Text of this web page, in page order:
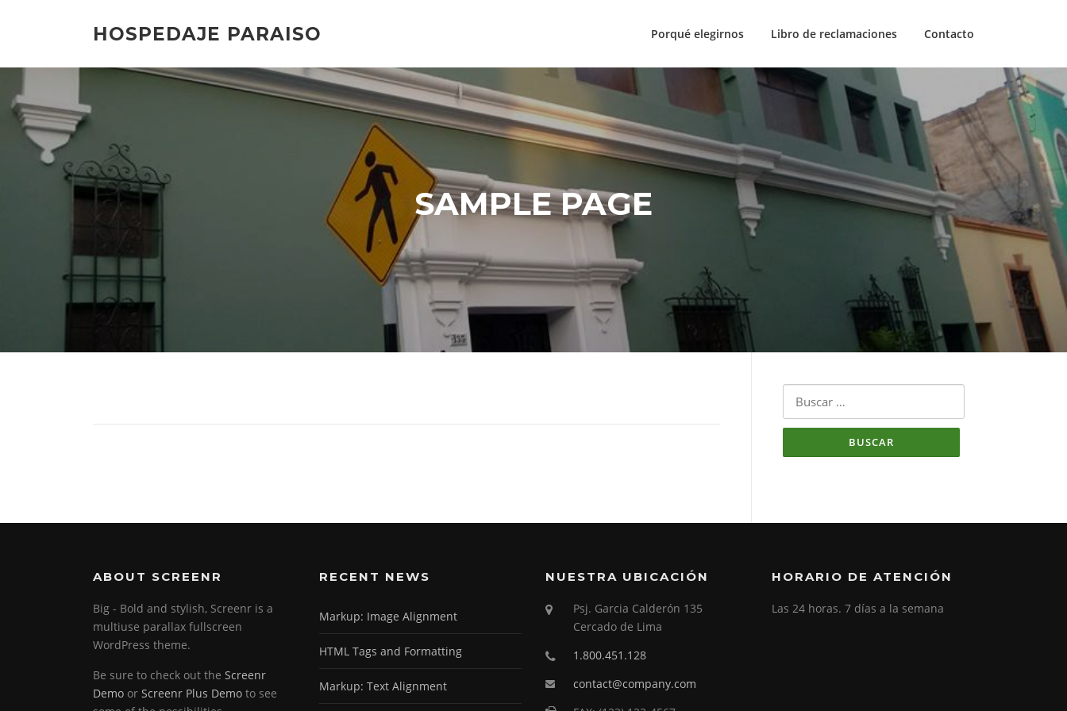
HOSPEDAJE PARAISO Porqué elegirnos Libro de reclamaciones Contacto
SAMPLE PAGE
ABOUT SCREENR
Big - Bold and stylish, Screenr is a
multiuse parallax fullscreen
WordPress theme.
Be sure to check out the Screenr
Demo or Screenr Plus Demo to see
RECENT NEWS
Markup: Image Alignment
HTML Tags and Formatting
Markup: Text Alignment
NUESTRA UBICACIÓN
Psj. Garcia Calderón 135
Cercado de Lima
1.800.451.128
contact@company.com
HORARIO DE ATENCIÓN
Las 24 horas. 7 días a la semana